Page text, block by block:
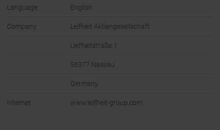
Language: English
Company: Leifheit Aktiengesellschaft
Leifheitstraße 1
56377 Nassau
Germany
Internet: www.leifheit-group.com